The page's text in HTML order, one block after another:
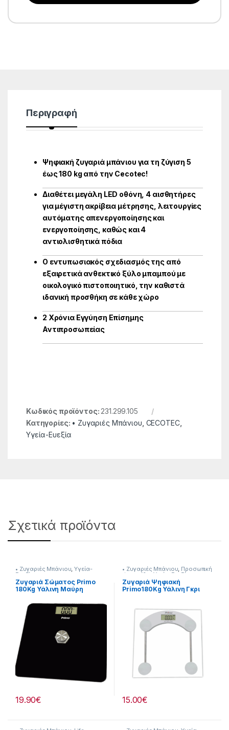
Περιγραφή
Ψηφιακή ζυγαριά μπάνιου για τη ζύγιση 5
έως 180 kg από την Cecotec!
Διαθέτει μεγάλη LΕD οθόνη, 4 αισθητήρες
για μέγιστη ακρίβεια μέτρησης, λειτουργίες
αυτόματης απενεργοποίησης και
ενεργοποίησης, καθώς και 4
αντιολισθητικά πόδια
Ο εντυπωσιακός σχεδιασμός της από
εξαιρετικά ανθεκτικό ξύλο μπαμπού με
οικολογικό πιστοποιητικό, την καθιστά
ιδανική προσθήκη σε κάθε χώρο
2 Χρόνια Εγγύηση Επίσημης
Αντιπροσωπείας
Κωδικός προϊόντος: 231.299.105
Κατηγορίες: • Ζυγαριές Μπάνιου CECOTEC,
Υγεία-Ευεξία
Σχετικά προϊόντα
• Ζυγαριές Μπάνιου,Υγεία-
Ευεξία
Ζυγαριά Σώματος Primo
180Kg Υάλινη Μαύρη
19.90€
• Ζυγαριές Μπάνιου, Προσωπική
Φροντίδα Υγεία-Ευεξία
Ζυγαριά Ψηφιακή
Primo180Kg Υάλινη Γκρι
15.00€